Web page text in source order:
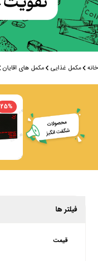
خانه مکمل غذایی مکمل های اقایان
25%
فیلتر ها
قیمت